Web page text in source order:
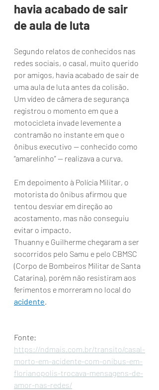
havia acabado de sair
de aula de luta
Segundo relatos de conhecidos nas
redes sociais, o casal, muito querido
por amigos, havia acabado de sair de
uma aula de luta antes da colisão.
Um vídeo de câmera de segurança
registrou o momento em que a
motocicleta invade levemente a
contramão no instante em que o
ônibus executivo — conhecido como
“amarelinho” — realizava a curva.
Em depoimento à Polícia Militar, o
motorista do ônibus afirmou que
tentou desviar em direção ao
acostamento, mas não conseguiu
evitar o impacto.
Thuanny e Guilherme chegaram a ser
socorridos pelo Samu e pelo CBMSC
(Corpo de Bombeiros Militar de Santa
Catarina), porém não resistiram aos
ferimentos e morreram no local do
acidente.
Fonte:
https://ndmais.com.br/transito/casal-
morto-em-acidente-com-onibus-em-
florianopolis-trocava-mensagens-de-
amor-nas-redes/